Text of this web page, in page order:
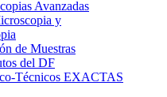
Avanzadas
y
de Muestras
del DF
Técnicos EXACTAS